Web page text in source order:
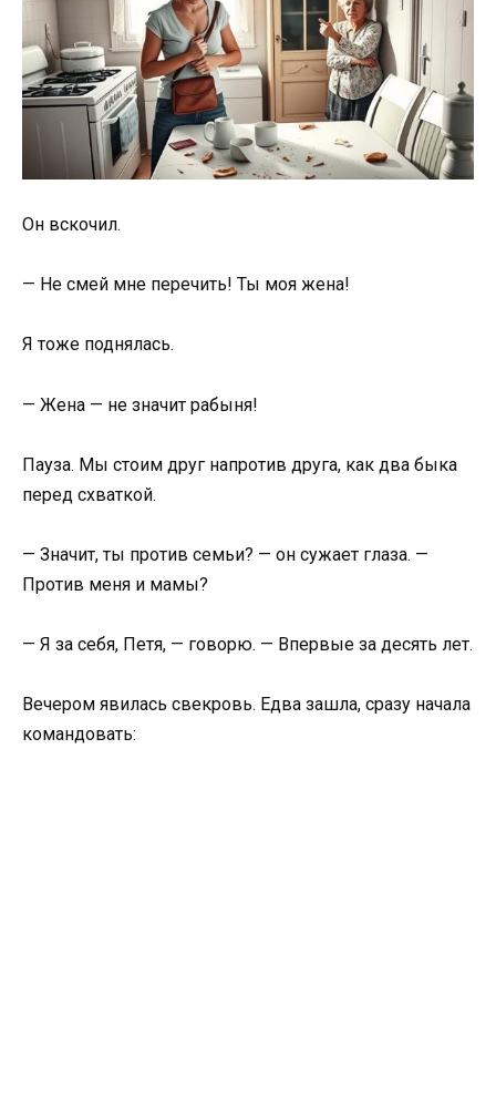
Он вскочил.
— Не смей мне перечить! Ты моя жена!
Я тоже поднялась.
— Жена — не значит рабыня!
Пауза. Мы стоим друг напротив друга, как два быка
перед схваткой.
— Значит, ты против семьи? — он сужает глаза. —
Против меня и мамы?
— Я за себя, Петя, — говорю. — Впервые за десять лет.
Вечером явилась свекровь. Едва зашла, сразу начала
командовать: